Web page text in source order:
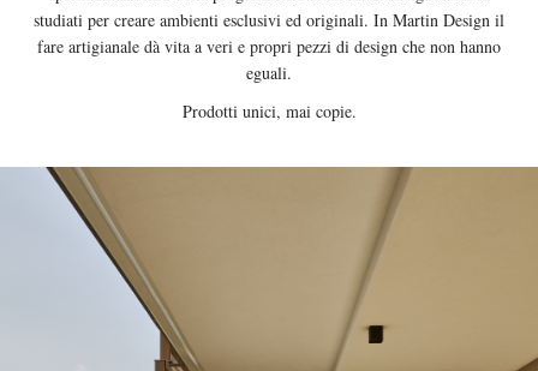
studiati per creare ambienti esclusivi ed originali. In Martin Design il
fare artigianale dà vita a veri e propri pezzi di design che non hanno
eguali.
Prodotti unici, mai copie.